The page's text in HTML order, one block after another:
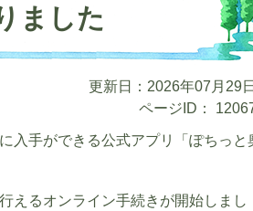
ました
更新日：2026年07月29日
ページID：
入手ができる公式アプリ「ぽちっと
えるオンライン手続きが開始しまし